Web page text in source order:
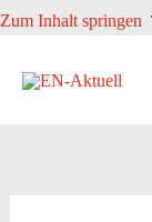
Zum Inhalt springen
Zum
springen